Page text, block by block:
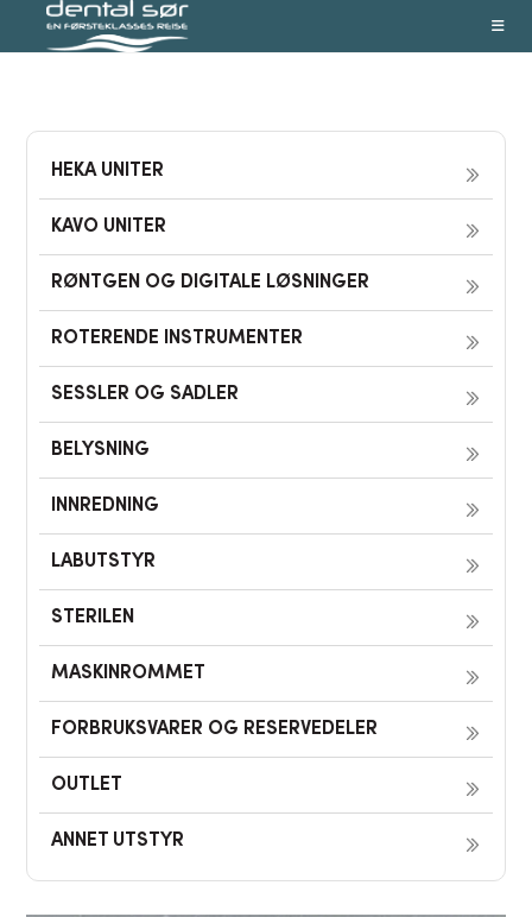
HEKA UNITER
KAVO UNITER
RØNTGEN OG DIGITALE LØSNINGER
ROTERENDE INSTRUMENTER
SESSLER OG SADLER
BELYSNING
INNREDNING
LABUTSTYR
STERILEN
MASKINROMMET
FORBRUKSVARER OG RESERVEDELER
OUTLET
ANNET UTSTYR